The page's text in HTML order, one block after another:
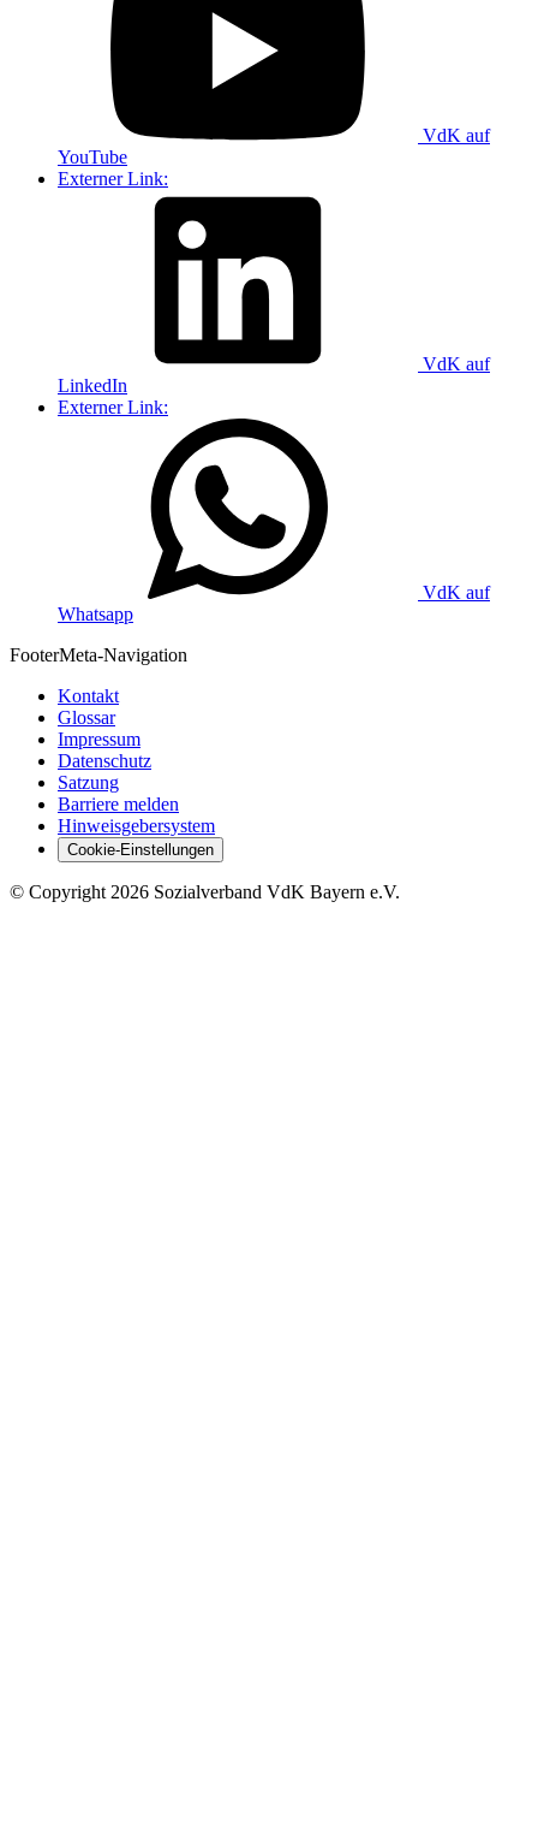
VdK auf
YouTube
Externer Link:
VdK auf
LinkedIn
Externer Link:
VdK auf
Whatsapp
FooterMeta-Navigation
Kontakt
Glossar
Impressum
Datenschutz
Satzung
Barriere melden
Hinweisgebersystem
Cookie-Einstellungen
© Copyright 2026 Sozialverband VdK Bayern e.V.